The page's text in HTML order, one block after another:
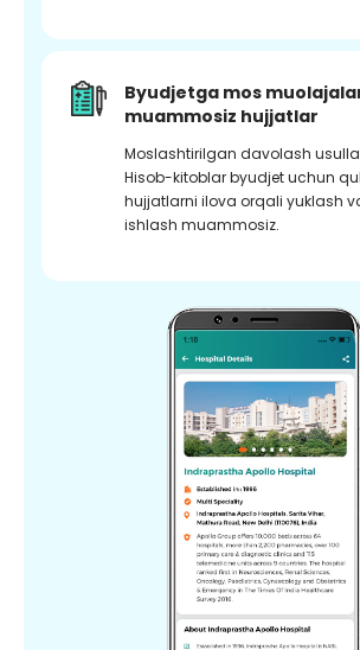
Byudjetga mos
muammosiz hujjatlar
Moslashtirilgan davolash
Hisob-kitoblar byudjet uchun
hujjatlarni ilova orqali yuklash
ishlash muammosiz.